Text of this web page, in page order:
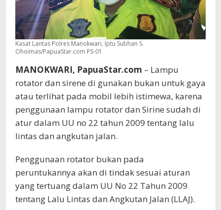
Kasat Lantas Polres Manokwari, Iptu Subhan S.
Ohoimas/PapuaStar.com PS-01
MANOKWARI, PapuaStar.com – Lampu
rotator dan sirene di gunakan bukan untuk gaya
atau terlihat pada mobil lebih istimewa, karena
penggunaan lampu rotator dan Sirine sudah di
atur dalam UU no 22 tahun 2009 tentang lalu
lintas dan angkutan jalan.
Penggunaan rotator bukan pada
peruntukannya akan di tindak sesuai aturan
yang tertuang dalam UU No 22 Tahun 2009
tentang Lalu Lintas dan Angkutan Jalan (LLAJ).